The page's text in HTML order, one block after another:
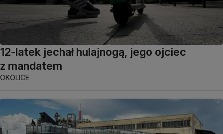
12-latek jechał hulajnogą, jego ojciec
z mandatem
OKOLICE